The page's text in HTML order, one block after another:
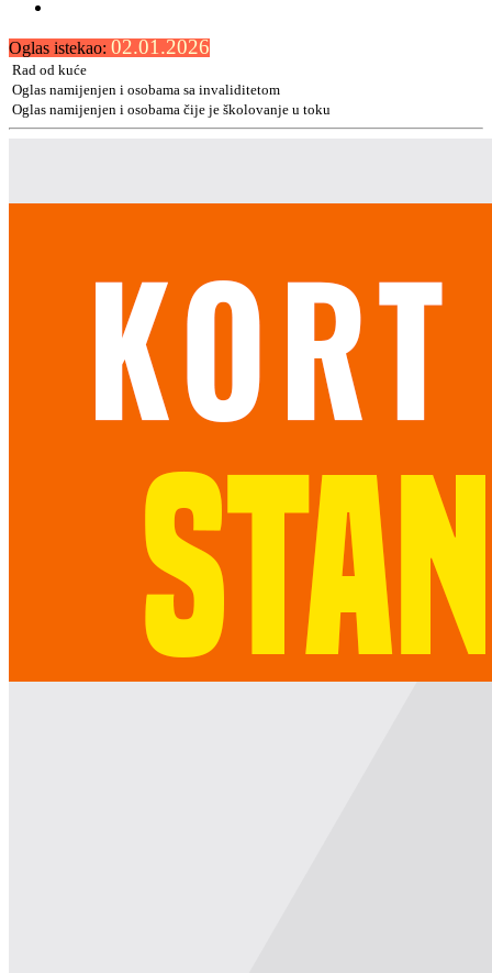
Oglas istekao: 02.01.2026
Rad od kuće
Oglas namijenjen i osobama sa invaliditetom
Oglas namijenjen i osobama čije je školovanje u toku